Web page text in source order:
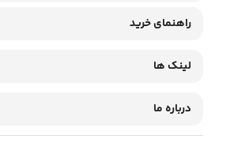
راهنمای خرید
لینک ها
درباره ما